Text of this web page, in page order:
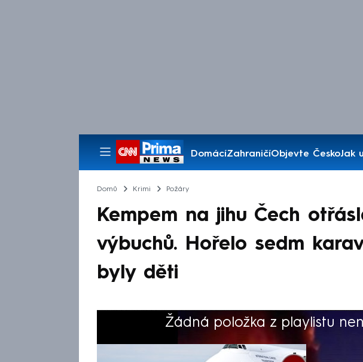
DomácíZahraničíObjevte ČeskoJak
Pořady
Domů Krimi Požáry
Kempem na jihu Čech
výbuchů. Hořelo sedm
byly děti
Žádná položka z playlistu
Výběr redakce